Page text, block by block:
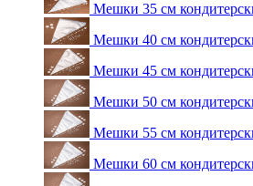
Мешки 35 см
Мешки 40 см
Мешки 45 см
Мешки 50 см
Мешки 55 см
Мешки 60 см